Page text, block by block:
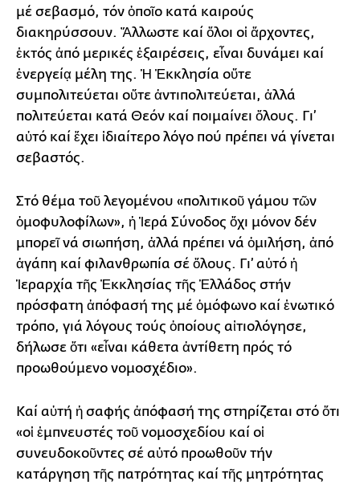
μέ σεβασμό, τόν ὁποῖο κατά καιρούς
διακηρύσσουν. Ἄλλωστε καί ὅλοι οἱ ἄρχοντες,
ἐκτός ἀπό μερικές ἐξαιρέσεις, εἶναι δυνάμει καί
ἐνεργείᾳ μέλη της. Ἡ Ἐκκλησία οὔτε
συμπολιτεύεται οὔτε ἀντιπολιτεύεται, ἀλλά
πολιτεύεται κατά Θεόν καί ποιμαίνει ὅλους. Γι’
αὐτό καί ἔχει ἰδιαίτερο λόγο πού πρέπει νά γίνεται
σεβαστός.
Στό θέμα τοῦ λεγομένου «πολιτικοῦ γάμου τῶν
ὁμοφυλοφίλων», ἡ Ἱερά Σύνοδος ὄχι μόνον δέν
μπορεῖ νά σιωπήση, ἀλλά πρέπει νά ὁμιλήση, ἀπό
ἀγάπη καί φιλανθρωπία σέ ὅλους. Γι’ αὐτό ἡ
Ἱεραρχία τῆς Ἐκκλησίας τῆς Ἑλλάδος στήν
πρόσφατη ἀπόφασή της μέ ὁμόφωνο καί ἑνωτικό
τρόπο, γιά λόγους τούς ὁποίους αἰτιολόγησε,
δήλωσε ὅτι «εἶναι κάθετα ἀντίθετη πρός τό
προωθούμενο νομοσχέδιο».
Καί αὐτή ἡ σαφής ἀπόφασή της στηρίζεται στό ὅτι
«οἱ ἐμπνευστές τοῦ νομοσχεδίου καί οἱ
συνευδοκοῦντες σέ αὐτό προωθοῦν τήν
κατάργηση τῆς πατρότητας καί τῆς μητρότητας